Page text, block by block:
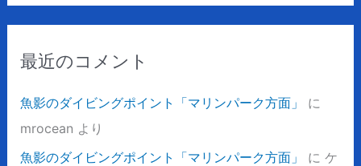
最近のコメント
魚影のダイビングポイント「マリンパーク方面」
に
mrocean より
魚影のダイビングポイント「マリンパーク方面」
に ケ